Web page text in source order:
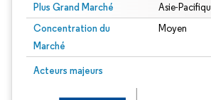
Plus Grand Marché Asie-
Concentration du
Marché
Moyen
Acteurs majeurs
Image © Mordor Intelligence. La réutilisation